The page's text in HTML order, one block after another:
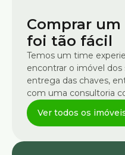
Comprar
foi tão fácil
Temos um time
encontrar o imóvel dos
entrega das chaves,
com uma consultoria